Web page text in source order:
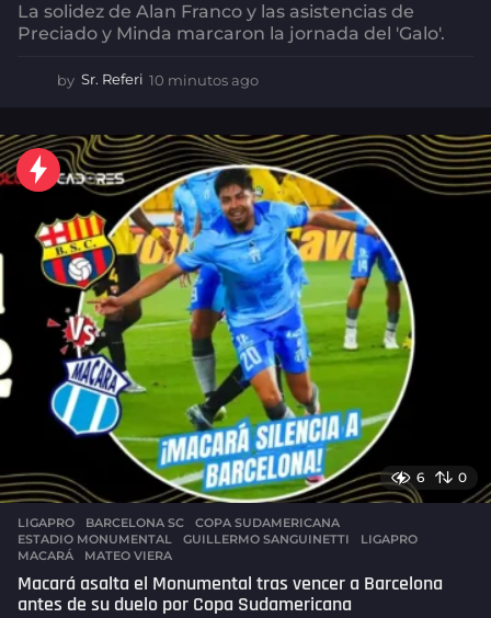
La solidez de Alan Franco y las asistencias de
Preciado y Minda marcaron la jornada del 'Galo'.
by Sr. Referi 10 minutos ago
i
n
u
t
o
s
a
g
o
6 0
LIGAPRO BARCELONA SC ,COPA SUDAMERICANA
ESTADIO MONUMENTAL
,GUILLERMO SANGUINETTI ,LIGAPRO
MACARÁ
,MATEO VIERA
Macará asalta el Monumental tras vencer a Barcelona
antes de su duelo por Copa Sudamericana